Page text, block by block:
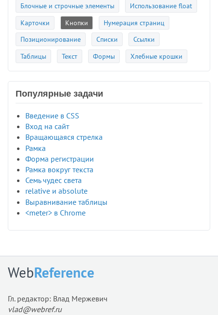
Блочные и строчные элементы
Использование float
Карточки
Кнопки
Нумерация страниц
Позиционирование
Списки
Ссылки
Таблицы
Текст Формы Хлебные крошки
Популярные задачи
Введение в CSS
Вход на сайт
Вращающаяся стрелка
Рамка
Форма регистрации
Рамка вокруг текста
Семь чудес света
relative и absolute
Выравнивание таблицы
<meter> в Chrome
WebReference
Гл. редактор: Влад Мержевич
vlad@webref.ru